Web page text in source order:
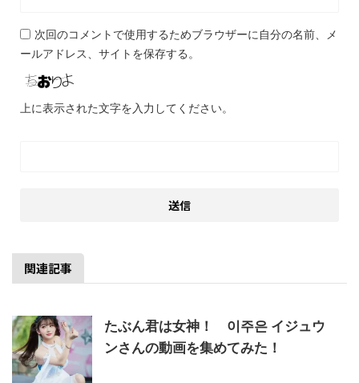
次回のコメントで使用するためブラウザーに自分の名前、メ
ールアドレス、サイトを保存する。
上に表示された文字を入力してください。
関連記事
たぶん君は女神！ 이주은 イジュウ
ンさんの動画を集めてみた！